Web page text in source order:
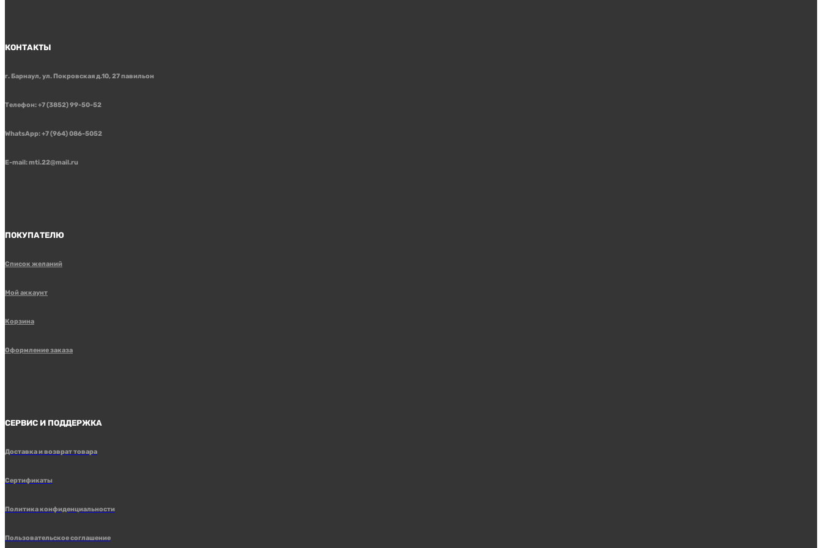
КОНТАКТЫ
г. Барнаул, ул. Покровская д.10, 27 павильон
Телефон: +7 (3852) 99-50-52
WhatsApp: +7 (964) 086-5052
E-mail: mti.22@mail.ru
ПОКУПАТЕЛЮ
Список желаний
Мой аккаунт
Корзина
Оформление заказа
СЕРВИС И ПОДДЕРЖКА
Доставка и возврат товара
Сертификаты
Политика конфиденциальности
Пользовательское соглашение